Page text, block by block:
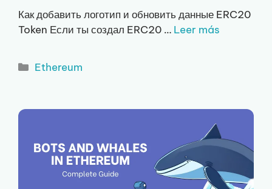
Как добавить логотип и обновить данные ERC20
Token Если ты создал ERC20 … Leer más
Рубрики
Ethereum